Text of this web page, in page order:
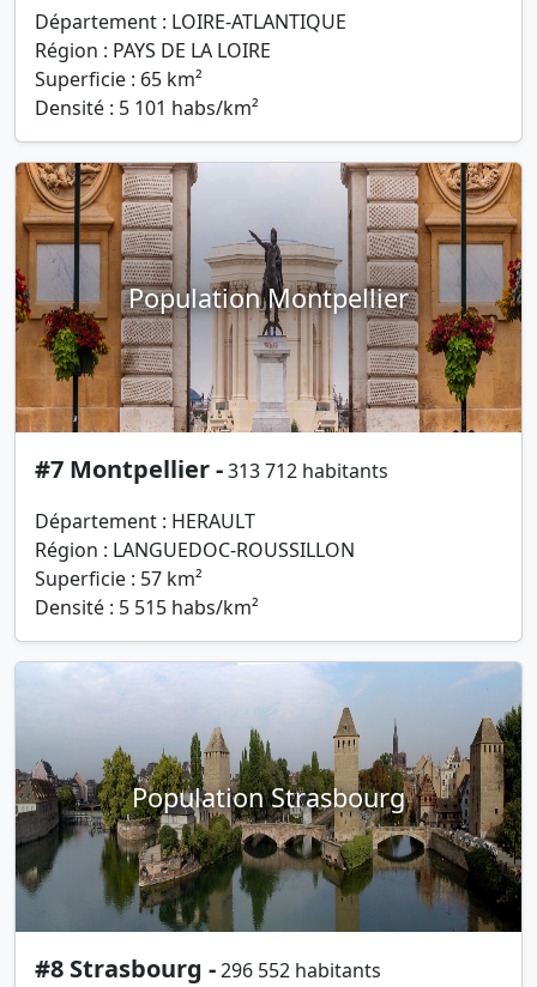
Département : LOIRE-ATLANTIQUE
Région : PAYS DE LA LOIRE
Superficie : 65 km²
Densité : 5 101 habs/km²
Population Montpellier
#7 Montpellier -313 712 habitants
Département : HERAULT
Région : LANGUEDOC-ROUSSILLON
Superficie : 57 km²
Densité : 5 515 habs/km²
Population Strasbourg
#8 Strasbourg -296 552 habitants